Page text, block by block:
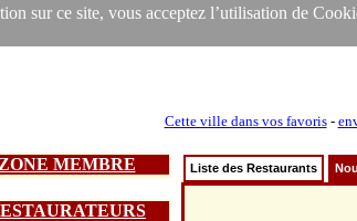
sur ce site, vous acceptez l’utilisation de
Cette ville dans vos favoris-
ZONE MEMBRE Liste des Restaurants